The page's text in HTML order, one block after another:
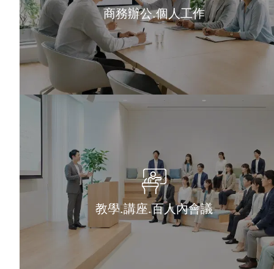
商務辦公.個人工作
教學.講座.百人內會議